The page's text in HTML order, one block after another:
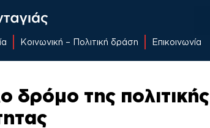
Κοινωνική – Πολιτική δράση Επικοινωνία
της πολιτικής